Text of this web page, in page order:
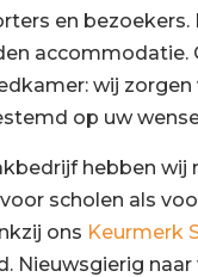
en
wij
op uw
hebben
scholen als
ons Keurmerk
Nieuwsgierig